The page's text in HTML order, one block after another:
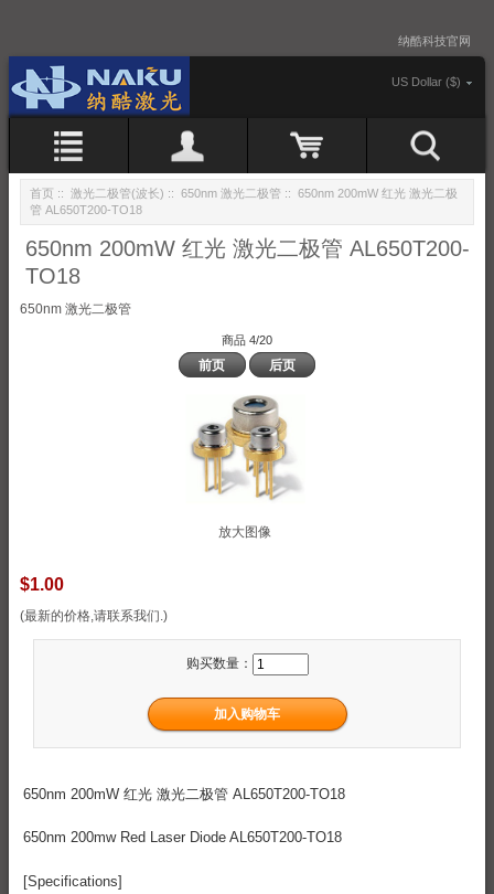
纳酷科技官网
US Dollar ($)
首页 :: 激光二极管(波长) :: 650nm 激光二极管 :: 650nm 200mW 红光 激光二极
管 AL650T200-TO18
650nm 200mW 红光 激光二极管 AL650T200-
TO18
650nm 激光二极管
商品 4/20
前页 后页
放大图像
$1.00
(最新的价格,请联系我们.)
购买数量：
650nm 200mW 红光 激光二极管 AL650T200-TO18
650nm 200mw Red Laser Diode AL650T200-TO18
[Specifications]